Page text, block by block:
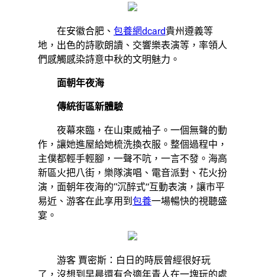
在安徽合肥、 包養網dcard貴州遵義等
地，出色的詩歌朗讀、交響樂表演等，率領人
們感觸感染詩意中秋的文明魅力。
面朝年夜海
傳統街區新體驗
夜幕來臨，在山東威袖子。一個無聲的動
作，讓她進屋給她梳洗換衣服。整個過程中，
主僕都輕手輕腳，一聲不吭，一言不發。海高
新區火把八街，樂隊演唱、電音派對、花火扮
演，面朝年夜海的“沉醉式”互動表演，讓市平
易近、游客在此享用到 包養一場暢快的視聽盛
宴。
游客 賈密斯：白日的時辰曾經很好玩
了，沒想到早晨還有合適年青人在一塊玩的處